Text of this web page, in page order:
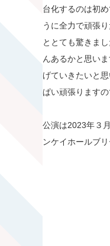
台化するのは初
うに全力で頑張
ととても驚きま
んあるかと思い
げていきたいと
ぱい頑張ります
公演は2023年３
ンケイホールブリ